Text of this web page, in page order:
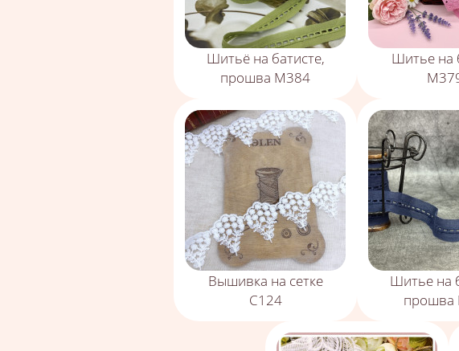
Шитьё на батисте,
прошва М384
Шитье на
Вышивка на сетке
С124
Шитье на
прошва